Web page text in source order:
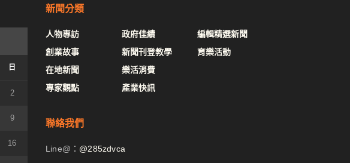
日
2
9
16
新聞分類
人物專訪
創業故事
在地新聞
專家觀點
政府佳績
新聞刊登教學
樂活消費
產業快訊
編輯精選新聞
育樂活動
聯絡我們
Line@： @285zdvca